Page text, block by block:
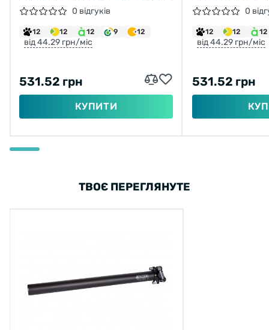
SP-602 (ЧОРНИЙ)
0 відгуків
12 12 12 9 12
від 44.29 грн/міс
531.52 грн
КУПИТИ
"UNO" SP-
0
12 12 12
від 44.29 грн/міс
531.52 грн
ТВОЄ ПЕРЕГЛЯНУТЕ